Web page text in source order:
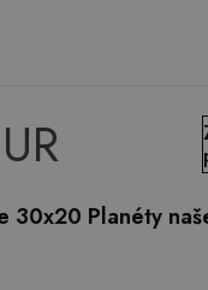
30x20 Planéty